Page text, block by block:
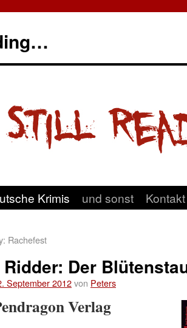
Krimis und sonst Kontakt
Rachefest
Der
September 2012von Peters
Verlag